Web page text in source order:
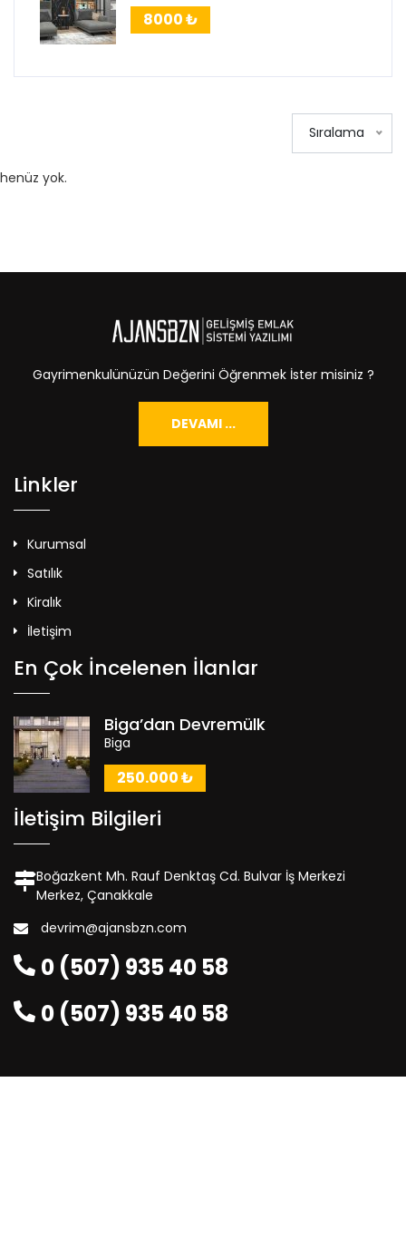
8000 ₺
Sıralama
henüz yok.
Gayrimenkulünüzün Değerini Öğrenmek İster misiniz ?
DEVAMI ...
Linkler
Kurumsal
Satılık
Kiralık
İletişim
En Çok İncelenen İlanlar
Biga’dan Devremülk
Biga
250.000 ₺
İletişim Bilgileri
Boğazkent Mh. Rauf Denktaş Cd. Bulvar İş Merkezi
Merkez, Çanakkale
devrim@ajansbzn.com
0 (507) 935 40 58
0 (507) 935 40 58